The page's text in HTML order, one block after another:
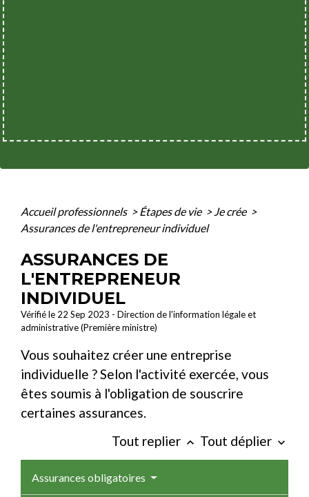
Accueil professionnels > Étapes de vie > Je crée >
Assurances de l'entrepreneur individuel
ASSURANCES DE
L'ENTREPRENEUR
INDIVIDUEL
Vérifié le 22 Sep 2023 - Direction de l'information légale et
administrative (Première ministre)
Vous souhaitez créer une entreprise
individuelle ? Selon l'activité exercée, vous
êtes soumis à l'obligation de souscrire
certaines assurances.
Tout replier keyboard_arrow_up Tout déplier keyboard_arrow_down
Assurances obligatoires